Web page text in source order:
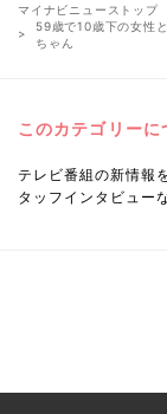
マイナビニューストップ
59歳で10歳下の女性
ちゃん
このカテゴリーに
テレビ番組の新情報
タッフインタビュー